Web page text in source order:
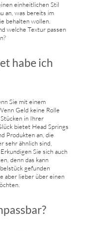
einheitlichen Stil
an, was bereits im
behalten wollen.
welche Textur passen
habe ich
Sie mit einem
Geld keine Rolle
in Ihrer
bietet Head Springs
Produkten an, die
sehr ähnlich sind,
Sie sich auch
denn das kann
gefunden
aber lieber über einen